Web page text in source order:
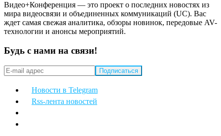
Видео+Конференция — это проект о последних новостях из
мира видеосвязи и объединенных коммуникаций (UC). Вас
ждет самая свежая аналитика, обзоры новинок, передовые AV-
технологии и анонсы мероприятий.
Будь с нами на связи!
Новости в Telegram
Rss-лента новостей